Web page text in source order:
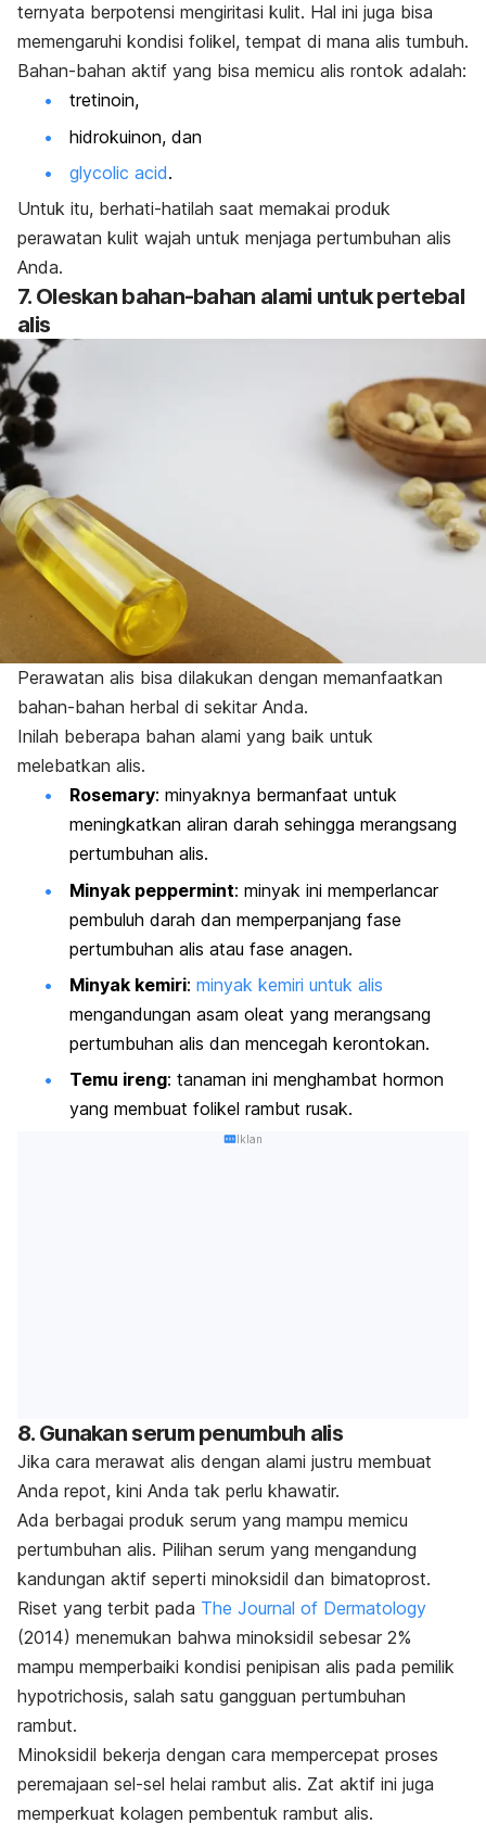
ternyata berpotensi mengiritasi kulit. Hal ini juga bisa
memengaruhi kondisi folikel, tempat di mana alis tumbuh.
Bahan-bahan aktif yang bisa memicu alis rontok adalah:
tretinoin,
hidrokuinon, dan
glycolic acid.
Untuk itu, berhati-hatilah saat memakai produk
perawatan kulit wajah untuk menjaga pertumbuhan alis
Anda.
7. Oleskan bahan-bahan alami untuk pertebal
alis
Perawatan alis bisa dilakukan dengan memanfaatkan
bahan-bahan herbal di sekitar Anda.
Inilah beberapa bahan alami yang baik untuk
melebatkan alis.
Rosemary: minyaknya bermanfaat untuk
meningkatkan aliran darah sehingga merangsang
pertumbuhan alis.
Minyak peppermint: minyak ini memperlancar
pembuluh darah dan memperpanjang fase
pertumbuhan alis atau fase anagen.
Minyak kemiri: minyak kemiri untuk alis
mengandungan asam oleat yang merangsang
pertumbuhan alis dan mencegah kerontokan.
Temu ireng: tanaman ini menghambat hormon
yang membuat folikel rambut rusak.
Iklan
8. Gunakan serum penumbuh alis
Jika cara merawat alis dengan alami justru membuat
Anda repot, kini Anda tak perlu khawatir.
Ada berbagai produk serum yang mampu memicu
pertumbuhan alis. Pilihan serum yang mengandung
kandungan aktif seperti minoksidil dan bimatoprost.
Riset yang terbit pada The Journal of Dermatology
(2014) menemukan bahwa minoksidil sebesar 2%
mampu memperbaiki kondisi penipisan alis pada pemilik
hypotrichosis, salah satu gangguan pertumbuhan
rambut.
Minoksidil bekerja dengan cara mempercepat proses
peremajaan sel-sel helai rambut alis. Zat aktif ini juga
memperkuat kolagen pembentuk rambut alis.